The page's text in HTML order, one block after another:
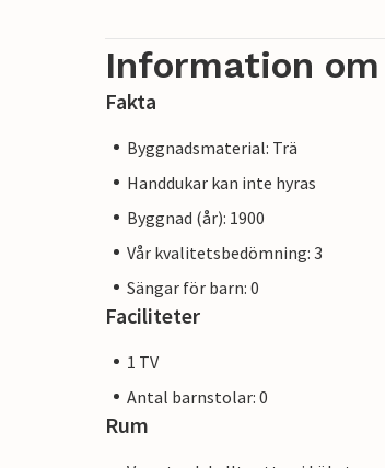
Information
Fakta
Byggnadsmaterial: Trä
Handdukar kan inte hyras
Byggnad (år): 1900
Vår kvalitetsbedömning: 3
Sängar för barn: 0
Faciliteter
1 TV
Antal barnstolar: 0
Rum